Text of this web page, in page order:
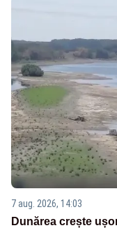
7 aug. 2026, 14:03
Dunărea crește